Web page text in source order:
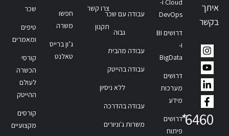
איתך
בקשר
6460
*
Cloud ו-
DevOps
דרושים BI
ו-
BigData
דרושים
מערכות
מידע
דרושים
פיתוח
עבודה עם שכר
גבוה
עבודה מהבית
עבודה בהייטק
ללא ניסיון
עבודה בהדרכה
משרות ג'וניורים
צרו קשר
תקנון
חפשו
משרה
ג’ון ברייס
טאלנט
שכר
טיפים
ומאמרים
קורסי
הכשרה
לעולם
ההייטק
קורסים
מקצועיים